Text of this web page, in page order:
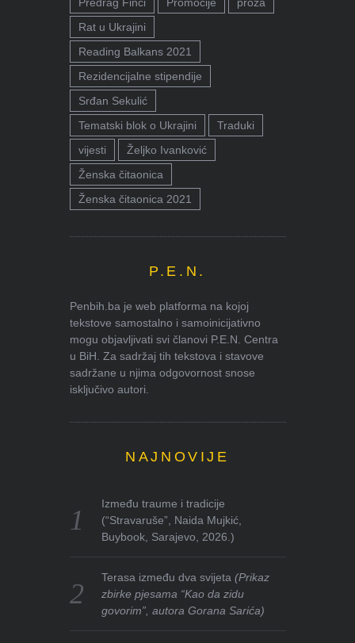
Rat u Ukrajini
Reading Balkans 2021
Rezidencijalne stipendije
Srđan Sekulić
Tematski blok o Ukrajini
Traduki
vijesti
Željko Ivanković
Ženska čitaonica
Ženska čitaonica 2021
P.E.N.
Penbih.ba je web platforma na kojoj
tekstove samostalno i samoinicijativno
mogu objavljivati svi članovi P.E.N. Centra
u BiH. Za sadržaj tih tekstova i stavove
sadržane u njima odgovornost snose
isključivo autori.
NAJNOVIJE
Između traume i tradicije
(“Stravaruše”, Naida Mujkić,
Buybook, Sarajevo, 2026.)
Terasa između dva svijeta(Prikaz
zbirke pjesama “Kao da zidu
govorim”, autora Gorana Sarića)